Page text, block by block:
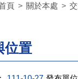
頁 > 關於本處 >
位置